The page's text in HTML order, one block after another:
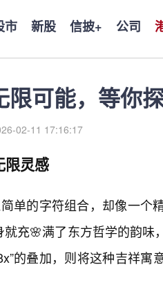
市 新股 信披+ 公司
可能，等你探
02-11 17:16:17
限灵感
单的字符组合，却像一个
就充🌸满了东方哲学的韵味
的叠加，则将这种吉祥寓